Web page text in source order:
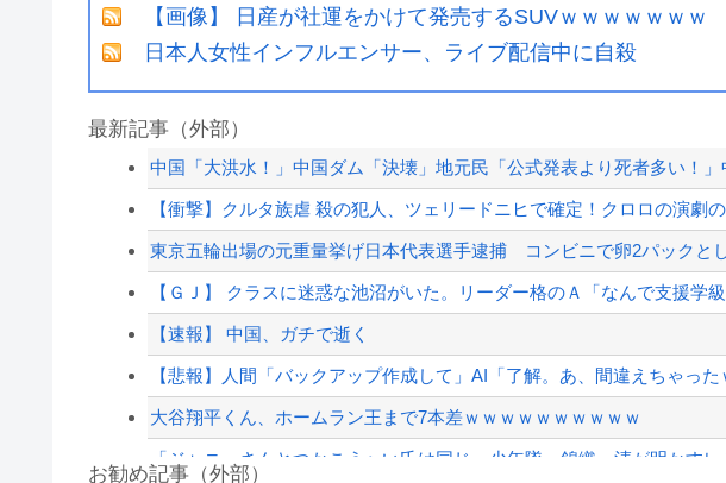
【画像】 日産が社運をかけて発売するSUVｗｗｗｗｗｗｗ
日本人女性インフルエンサー、ライブ配信中に自殺
最新記事（外部）
中国「大洪水！」中国ダム「決壊」地元民「公式発表より死者多い！
【衝撃】クルタ族虐 殺の犯人、ツェリードニヒで確定！クロロの演劇
東京五輪出場の元重量挙げ日本代表選手逮捕 コンビニで卵2パックと
【ＧＪ】 クラスに迷惑な池沼がいた。リーダー格のＡ「なんで支援学
【速報】 中国、ガチで逝く
【悲報】人間「バックアップ作成して」AI「了解。あ、間違えちゃっ
大谷翔平くん、ホームラン王まで7本差ｗｗｗｗｗｗｗｗｗｗ
「ジャニーさんとつかこうへい氏は同じ」少年隊・錦織一清が明かすレ
お勧め記事（外部）